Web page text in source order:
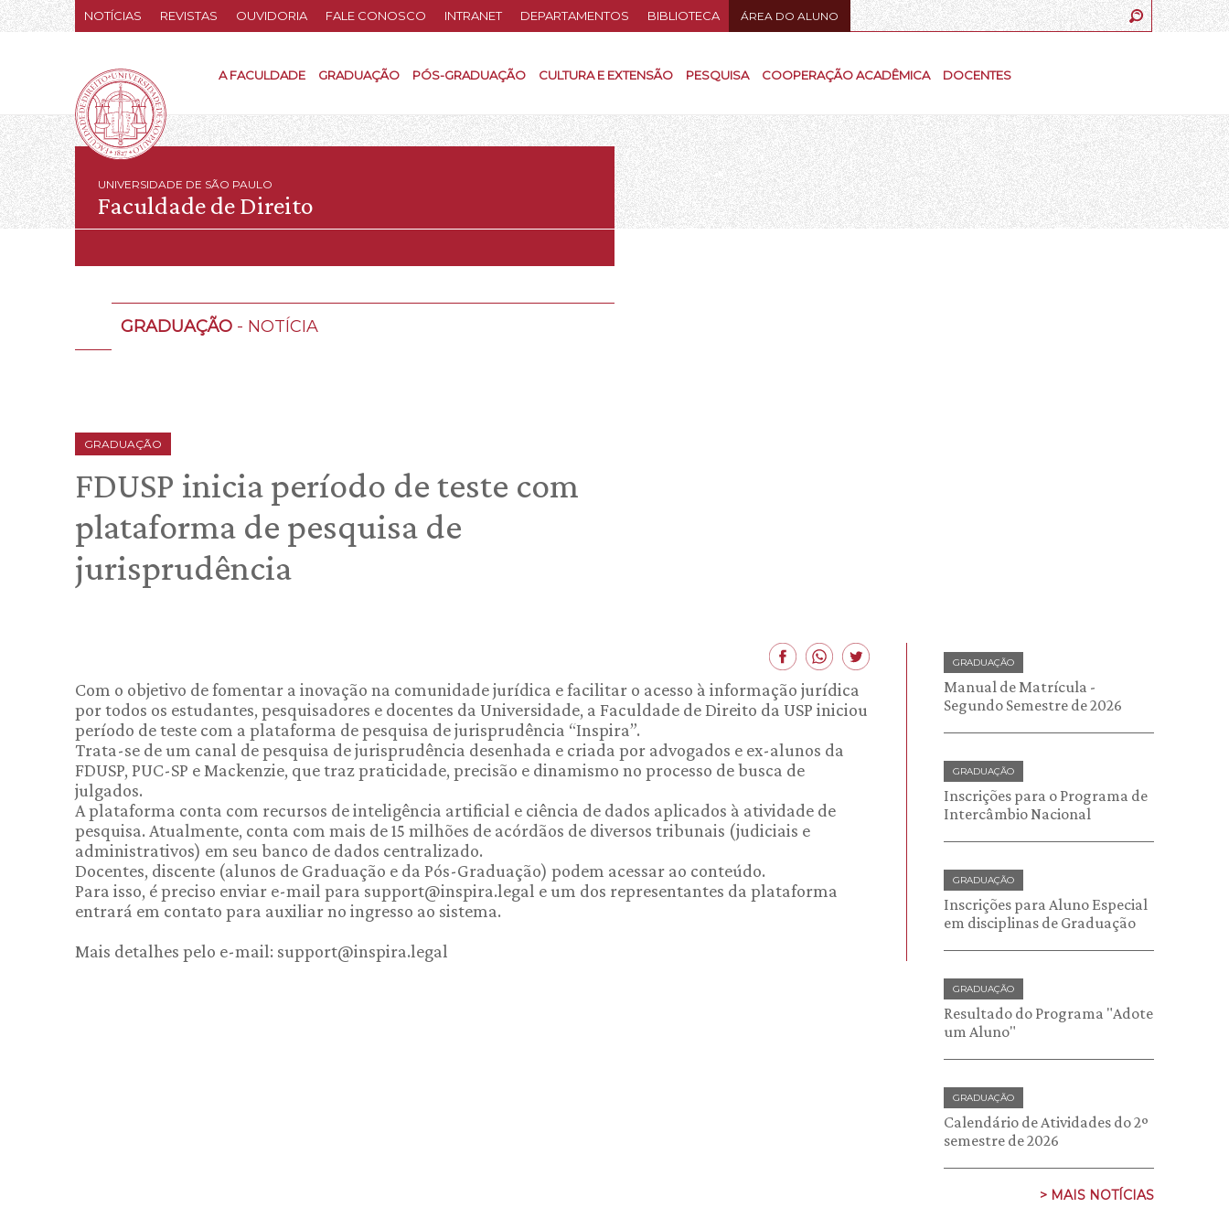
NOTÍCIAS REVISTAS OUVIDORIA FALE CONOSCO INTRANET DEPARTAMENTOS BIBLIOTECA ÁREA DO ALUNO
A FACULDADE GRADUAÇÃO PÓS-GRADUAÇÃO CULTURA E EXTENSÃO PESQUISA COOPERAÇÃO ACADÊMICA DOCENTES
UNIVERSIDADE DE SÃO PAULO
Faculdade de Direito
GRADUAÇÃO - NOTÍCIA
GRADUAÇÃO
FDUSP inicia período de teste com
plataforma de pesquisa de
jurisprudência
Com o objetivo de fomentar a inovação na comunidade jurídica e facilitar o acesso à informação jurídica
por todos os estudantes, pesquisadores e docentes da Universidade, a Faculdade de Direito da USP iniciou
período de teste com a plataforma de pesquisa de jurisprudência “Inspira”.
Trata-se de um canal de pesquisa de jurisprudência desenhada e criada por advogados e ex-alunos da
FDUSP, PUC-SP e Mackenzie, que traz praticidade, precisão e dinamismo no processo de busca de
julgados.
A plataforma conta com recursos de inteligência artificial e ciência de dados aplicados à atividade de
pesquisa. Atualmente, conta com mais de 15 milhões de acórdãos de diversos tribunais (judiciais e
administrativos) em seu banco de dados centralizado.
Docentes, discente (alunos de Graduação e da Pós-Graduação) podem acessar ao conteúdo.
Para isso, é preciso enviar e-mail para support@inspira.legal e um dos representantes da plataforma
entrará em contato para auxiliar no ingresso ao sistema.
Mais detalhes pelo e-mail: support@inspira.legal
GRADUAÇÃO
Manual de Matrícula -
Segundo Semestre de 2026
GRADUAÇÃO
Inscrições para o Programa de
Intercâmbio Nacional
GRADUAÇÃO
Inscrições para Aluno Especial
em disciplinas de Graduação
GRADUAÇÃO
Resultado do Programa "Adote
um Aluno"
GRADUAÇÃO
Calendário de Atividades do 2º
semestre de 2026
> MAIS NOTÍCIAS